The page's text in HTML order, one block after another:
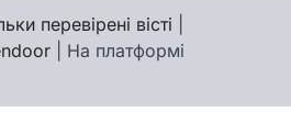
перевірені вісті
| На платформі